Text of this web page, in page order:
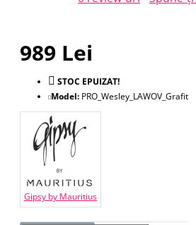
989 Lei
STOC EPUIZAT!
Model: PRO_Wesley_LAWOV_Grafit
Gipsy by Mauritius